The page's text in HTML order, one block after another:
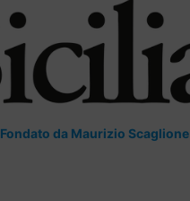
Fondato da Maurizio Scaglione